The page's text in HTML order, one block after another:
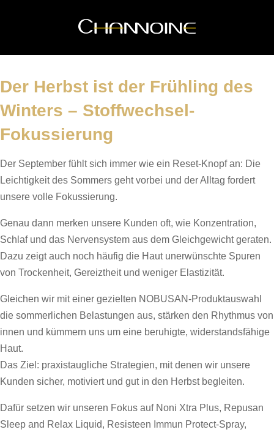
Der Herbst ist der Frühling des
Winters – Stoffwechsel-
Fokussierung
Der September fühlt sich immer wie ein Reset-Knopf an: Die
Leichtigkeit des Sommers geht vorbei und der Alltag fordert
unsere volle Fokussierung.
Genau dann merken unsere Kunden oft, wie Konzentration,
Schlaf und das Nervensystem aus dem Gleichgewicht geraten.
Dazu zeigt auch noch häufig die Haut unerwünschte Spuren
von Trockenheit, Gereiztheit und weniger Elastizität.
Gleichen wir mit einer gezielten NOBUSAN-Produktauswahl
die sommerlichen Belastungen aus, stärken den Rhythmus von
innen und kümmern uns um eine beruhigte, widerstandsfähige
Haut.
Das Ziel: praxistaugliche Strategien, mit denen wir unsere
Kunden sicher, motiviert und gut in den Herbst begleiten.
Dafür setzen wir unseren Fokus auf Noni Xtra Plus, Repusan
Sleep and Relax Liquid, Resisteen Immun Protect-Spray,